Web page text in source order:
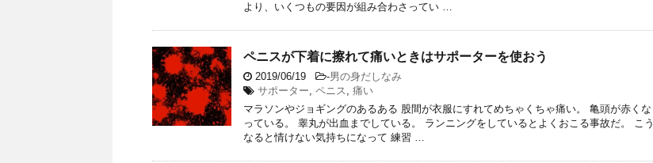
より、いくつもの要因が組み合わさってい …
ペニスが下着に擦れて痛いときはサポーターを使おう
2019/06/19 -男の身だしなみ
サポーター, ペニス , 痛い
マラソンやジョギングのあるある 股間が衣服にすれてめちゃくちゃ痛い。 亀頭が赤くな
っている。 睾丸が出血までしている。 ランニングをしているとよくおこる事故だ。 こう
なると情けない気持ちになって 練習 …